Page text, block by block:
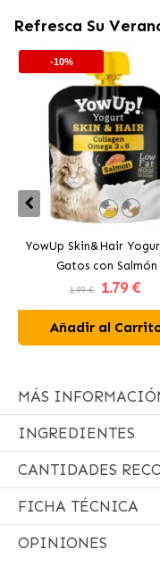
Refresca Su
-10%
YowUp Skin&Hair
Gatos con Salmón
1.99 € 1.79 €
Añadir al
MÁS
INGREDIENTES
CANTIDADES
FICHA TÉCNICA
OPINIONES